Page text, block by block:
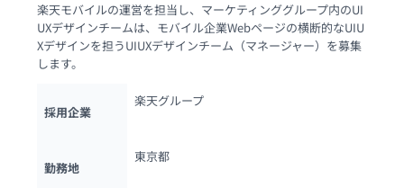
楽天モバイルの運営を担当し、マーケティンググループ内のUI
UXデザインチームは、モバイル企業Webページの横断的なUIU
Xデザインを担うUIUXデザインチーム（マネージャー）を募集
します。
採用企業
楽天グループ
勤務地
東京都